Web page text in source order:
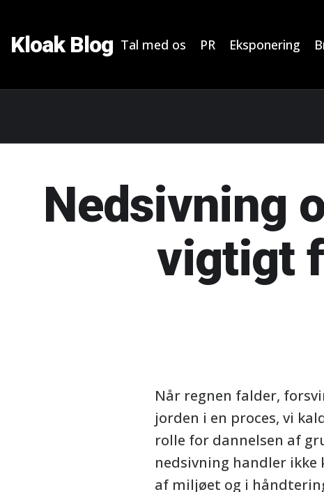
Kloak Blog Tal med os PR Eksponering
Nedsivning
vigtigt
Når regnen falder,
jorden i en proces, vi
rolle for dannelsen af
nedsivning handler ikke
af miljøet og i